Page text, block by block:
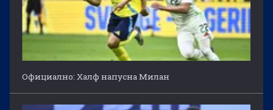
Официално: Халф напусна Милан